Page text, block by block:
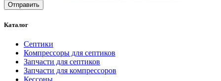
Отправить
Каталог
Септики
Компрессоры для септиков
Запчасти для септиков
Запчасти для компрессоров
Кессоны